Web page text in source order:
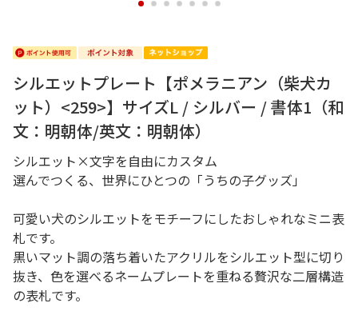
1 2 3 4 5 6 7
シルエットプレート【ポメラニアン（柴犬カ
ット）<259>】サイズL / シルバー / 書体1（和
文：明朝体/英文：明朝体）
シルエット×文字を自由にカスタム
選んでつくる、世界にひとつの「うちの子グッズ」
可愛い犬のシルエットをモチーフにしたおしゃれなミニ表
札です。
黒いマット調の落ち着いたアクリルをシルエット型に切り
抜き、色を選べるネームプレートを重ねる贅沢な二層構造
の表札です。